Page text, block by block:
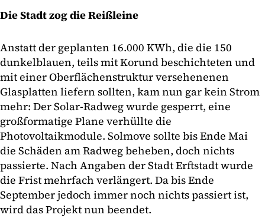
Die Stadt zog die Reißleine
Anstatt der geplanten 16.000 KWh, die die 150
dunkelblauen, teils mit Korund beschichteten und
mit einer Oberflächenstruktur versehenenen
Glasplatten liefern sollten, kam nun gar kein Strom
mehr: Der Solar-Radweg wurde gesperrt, eine
großformatige Plane verhüllte die
Photovoltaikmodule. Solmove sollte bis Ende Mai
die Schäden am Radweg beheben, doch nichts
passierte. Nach Angaben der Stadt Erftstadt wurde
die Frist mehrfach verlängert. Da bis Ende
September jedoch immer noch nichts passiert ist,
wird das Projekt nun beendet.